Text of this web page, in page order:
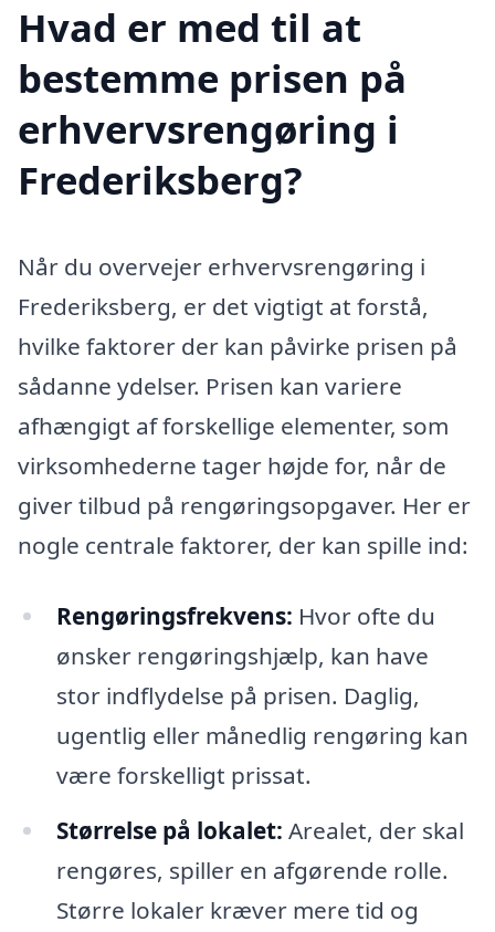
Hvad er med til at
bestemme prisen på
erhvervsrengøring i
Frederiksberg?
Når du overvejer erhvervsrengøring i
Frederiksberg, er det vigtigt at forstå,
hvilke faktorer der kan påvirke prisen på
sådanne ydelser. Prisen kan variere
afhængigt af forskellige elementer, som
virksomhederne tager højde for, når de
giver tilbud på rengøringsopgaver. Her er
nogle centrale faktorer, der kan spille ind:
Rengøringsfrekvens: Hvor ofte du
ønsker rengøringshjælp, kan have
stor indflydelse på prisen. Daglig,
ugentlig eller månedlig rengøring kan
være forskelligt prissat.
Størrelse på lokalet: Arealet, der skal
rengøres, spiller en afgørende rolle.
Større lokaler kræver mere tid og